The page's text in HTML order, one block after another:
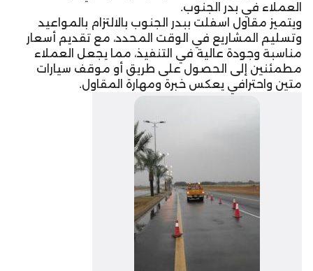
العملاء في بدر الجنوب.
ويتميز مقاول اسفلت ببدر الجنوب بالالتزام بالمواعيد
وتسليم المشاريع في الوقت المحدد، مع تقديم أسعار
مناسبة وجودة عالية في التنفيذ، مما يجعل العملاء
مطمئنين إلى الحصول على طريق أو موقف سيارات
متين واحترافي يعكس خبرة ومهارة المقاول.